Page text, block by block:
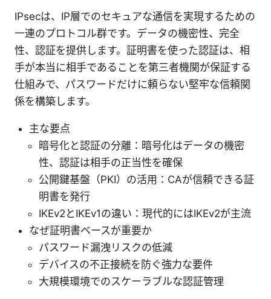
IPsecは、IP層でのセキュアな通信を実現するための
一連のプロトコル群です。データの機密性、完全
性、認証を提供します。証明書を使った認証は、相
手が本当に相手であることを第三者機関が保証する
仕組みで、パスワードだけに頼らない堅牢な信頼関
係を構築します。
主な要点
暗号化と認証の分離：暗号化はデータの機密
性、認証は相手の正当性を確保
公開鍵基盤（PKI）の活用：CAが信頼できる証
明書を発行
IKEv2とIKEv1の違い：現代的にはIKEv2が主流
なぜ証明書ベースが重要か
パスワード漏洩リスクの低減
デバイスの不正接続を防ぐ強力な要件
大規模環境でのスケーラブルな認証管理